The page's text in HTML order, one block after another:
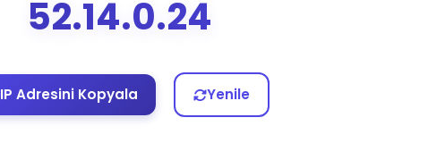
52.14.0.24
IP Adresini Kopyala Yenile